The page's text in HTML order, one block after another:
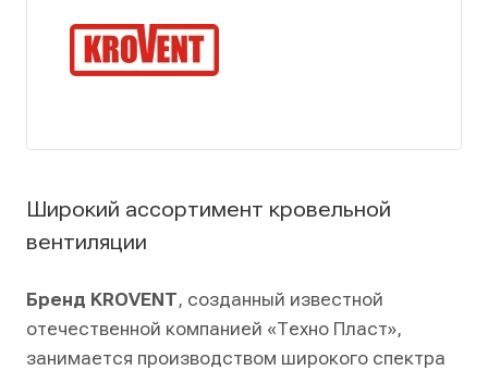
Широкий ассортимент кровельной
вентиляции
Бренд KROVENT, созданный известной
отечественной компанией «Техно Пласт»,
занимается производством широкого спектра